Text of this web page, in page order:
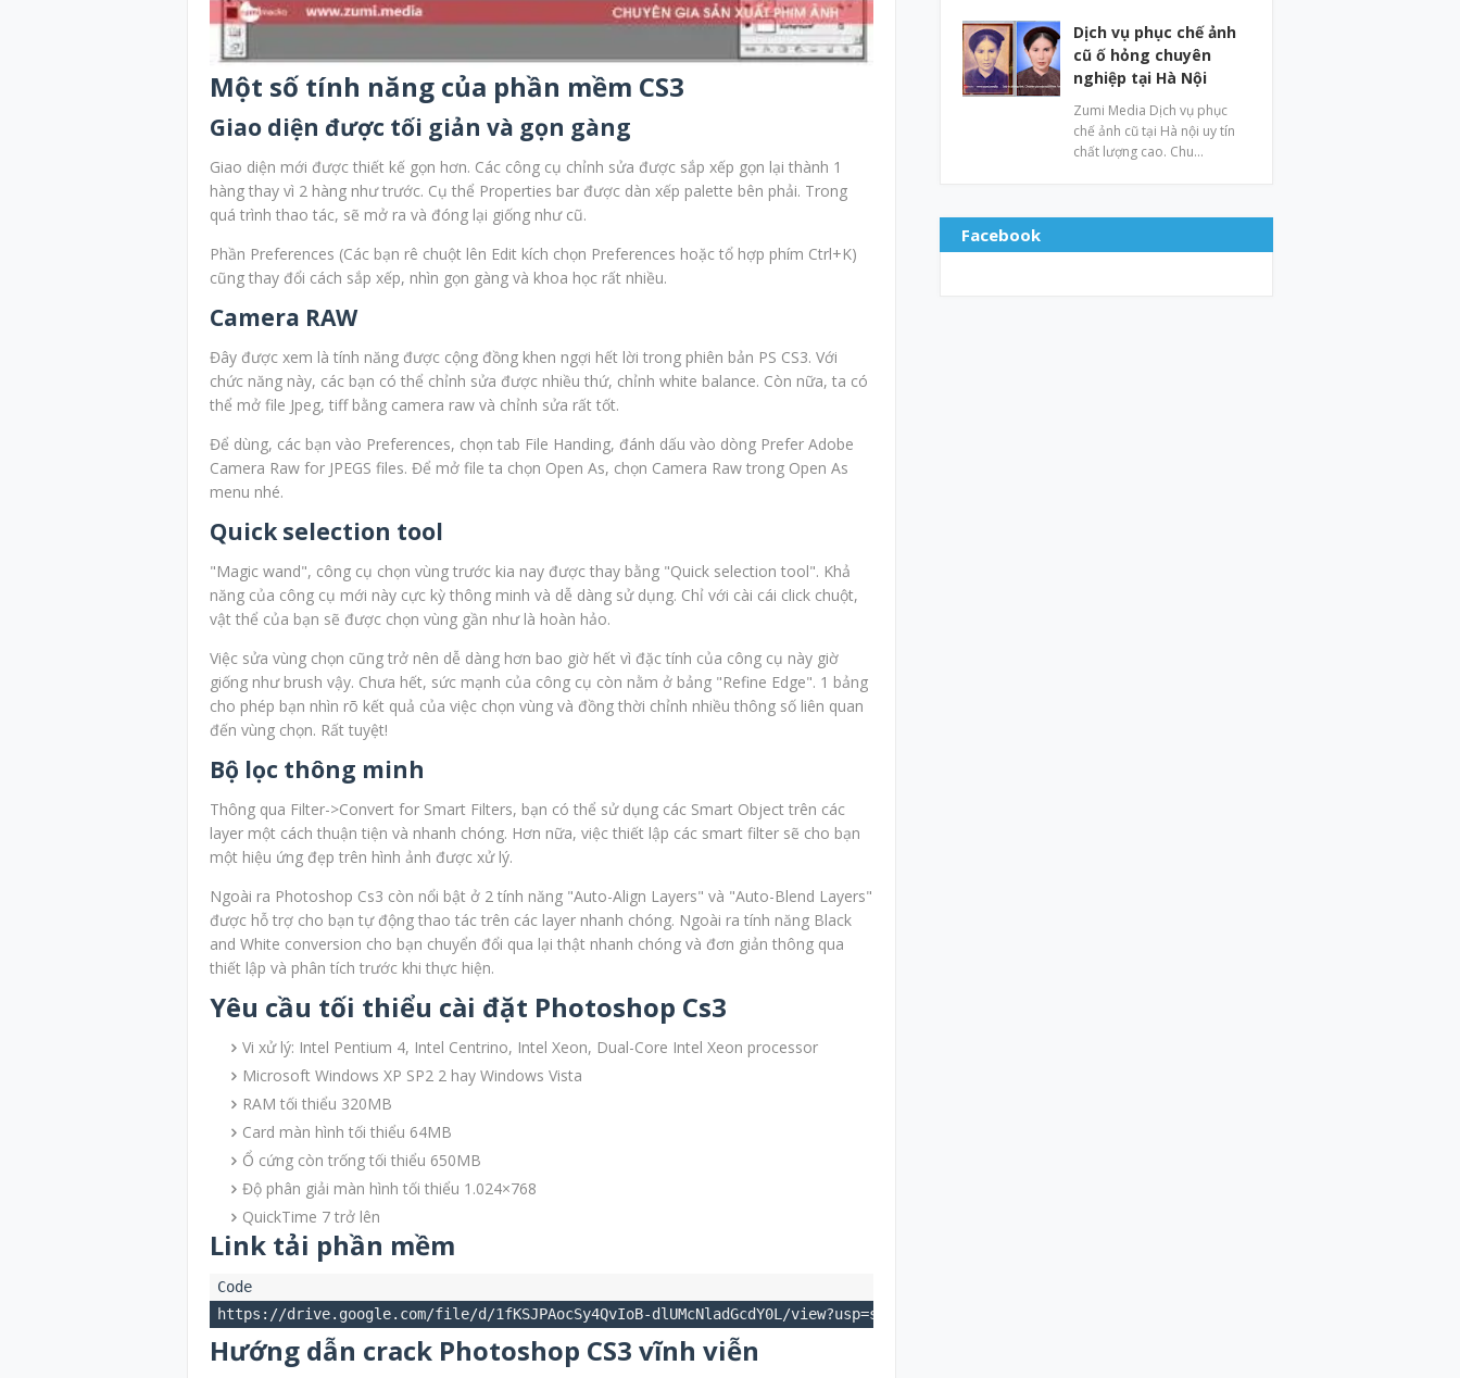
Một số tính năng của phần mềm CS3
Giao diện được tối giản và gọn gàng
Giao diện mới được thiết kế gọn hơn. Các công cụ chỉnh sửa được sắp xếp gọn lại thành 1
hàng thay vì 2 hàng như trước. Cụ thể Properties bar được dàn xếp palette bên phải. Trong
quá trình thao tác, sẽ mở ra và đóng lại giống như cũ.
Phần Preferences (Các bạn rê chuột lên Edit kích chọn Preferences hoặc tổ hợp phím Ctrl+K)
cũng thay đổi cách sắp xếp, nhìn gọn gàng và khoa học rất nhiều.
Camera RAW
Đây được xem là tính năng được cộng đồng khen ngợi hết lời trong phiên bản PS CS3. Với
chức năng này, các bạn có thể chỉnh sửa được nhiều thứ, chỉnh white balance. Còn nữa, ta có
thể mở file Jpeg, tiff bằng camera raw và chỉnh sửa rất tốt.
Để dùng, các bạn vào Preferences, chọn tab File Handing, đánh dấu vào dòng Prefer Adobe
Camera Raw for JPEGS files. Để mở file ta chọn Open As, chọn Camera Raw trong Open As
menu nhé.
Quick selection tool
"Magic wand", công cụ chọn vùng trước kia nay được thay bằng "Quick selection tool". Khả
năng của công cụ mới này cực kỳ thông minh và dễ dàng sử dụng. Chỉ với cài cái click chuột,
vật thể của bạn sẽ được chọn vùng gần như là hoàn hảo.
Việc sửa vùng chọn cũng trở nên dễ dàng hơn bao giờ hết vì đặc tính của công cụ này giờ
giống như brush vậy. Chưa hết, sức mạnh của công cụ còn nằm ở bảng "Refine Edge". 1 bảng
cho phép bạn nhìn rõ kết quả của việc chọn vùng và đồng thời chỉnh nhiều thông số liên quan
đến vùng chọn. Rất tuyệt!
Bộ lọc thông minh
Thông qua Filter->Convert for Smart Filters, bạn có thể sử dụng các Smart Object trên các
layer một cách thuận tiện và nhanh chóng. Hơn nữa, việc thiết lập các smart filter sẽ cho bạn
một hiệu ứng đẹp trên hình ảnh được xử lý.
Ngoài ra Photoshop Cs3 còn nổi bật ở 2 tính năng "Auto-Align Layers" và "Auto-Blend Layers"
được hỗ trợ cho bạn tự động thao tác trên các layer nhanh chóng. Ngoài ra tính năng Black
and White conversion cho bạn chuyển đổi qua lại thật nhanh chóng và đơn giản thông qua
thiết lập và phân tích trước khi thực hiện.
Yêu cầu tối thiểu cài đặt Photoshop Cs3
Vi xử lý: Intel Pentium 4, Intel Centrino, Intel Xeon, Dual-Core Intel Xeon processor
Microsoft Windows XP SP2 2 hay Windows Vista
RAM tối thiểu 320MB
Card màn hình tối thiểu 64MB
Ổ cứng còn trống tối thiểu 650MB
Độ phân giải màn hình tối thiểu 1.024×768
QuickTime 7 trở lên
Link tải phần mềm
https://drive.google.com/file/d/1fKSJPAocSy4QvIoB-dlUMcNladGcdY0L/view?usp=sharing
Hướng dẫn crack Photoshop CS3 vĩnh viễn
Dịch vụ phục chế ảnh
cũ ố hỏng chuyên
nghiệp tại Hà Nội
Zumi Media Dịch vụ phục
chế ảnh cũ tại Hà nội uy tín
chất lượng cao. Chu…
Facebook